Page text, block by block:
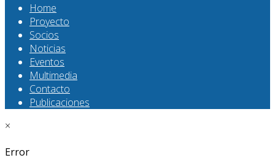
Home
Proyecto
Socios
Noticias
Eventos
Multimedia
Contacto
Publicaciones
×
Error